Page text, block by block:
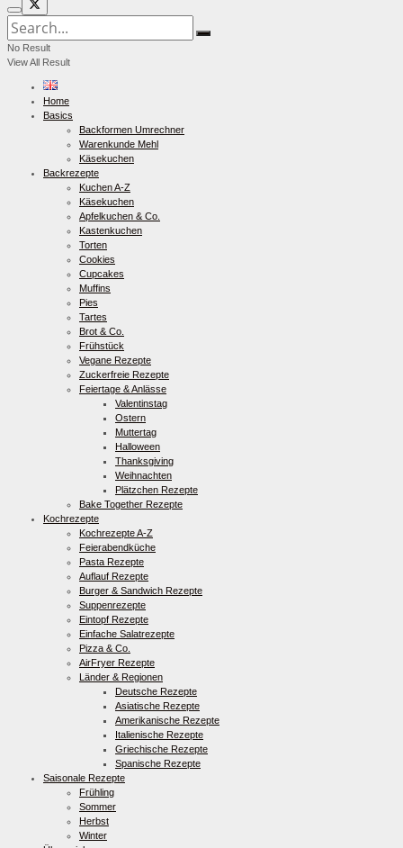
No Result
View All Result
Home
Basics
Backformen Umrechner
Warenkunde Mehl
Käsekuchen
Backrezepte
Kuchen A-Z
Käsekuchen
Apfelkuchen & Co.
Kastenkuchen
Torten
Cookies
Cupcakes
Muffins
Pies
Tartes
Brot & Co.
Frühstück
Vegane Rezepte
Zuckerfreie Rezepte
Feiertage & Anlässe
Valentinstag
Ostern
Muttertag
Halloween
Thanksgiving
Weihnachten
Plätzchen Rezepte
Bake Together Rezepte
Kochrezepte
Kochrezepte A-Z
Feierabendküche
Pasta Rezepte
Auflauf Rezepte
Burger & Sandwich Rezepte
Suppenrezepte
Eintopf Rezepte
Einfache Salatrezepte
Pizza & Co.
AirFryer Rezepte
Länder & Regionen
Deutsche Rezepte
Asiatische Rezepte
Amerikanische Rezepte
Italienische Rezepte
Griechische Rezepte
Spanische Rezepte
Saisonale Rezepte
Frühling
Sommer
Herbst
Winter